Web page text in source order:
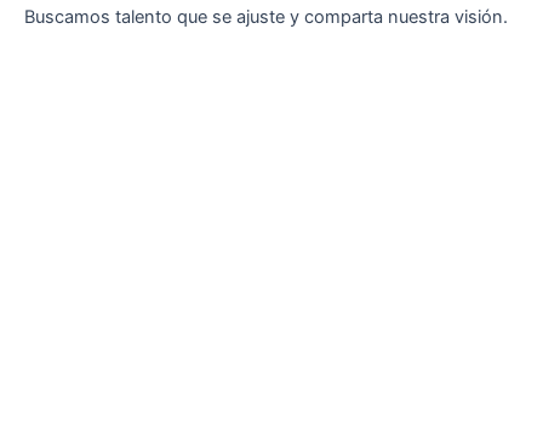
Buscamos talento que se ajuste y comparta nuestra visión.